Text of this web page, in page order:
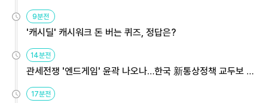
9분전
'캐시딜' 캐시워크 돈 버는 퀴즈, 정답은?
14분전
관세전쟁 '엔드게임' 윤곽 나오나…한국 新통상정책 교두보 활
17분전